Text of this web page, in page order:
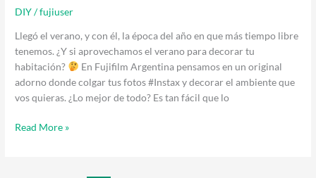
DIY/fujiuser
Llegó el verano, y con él, la época del año en que más tiempo libre
tenemos. ¿Y si aprovechamos el verano para decorar tu
habitación?
En Fujifilm Argentina pensamos en un original
adorno donde colgar tus fotos #Instax y decorar el ambiente que
vos quieras. ¿Lo mejor de todo? Es tan fácil que lo
Read More »